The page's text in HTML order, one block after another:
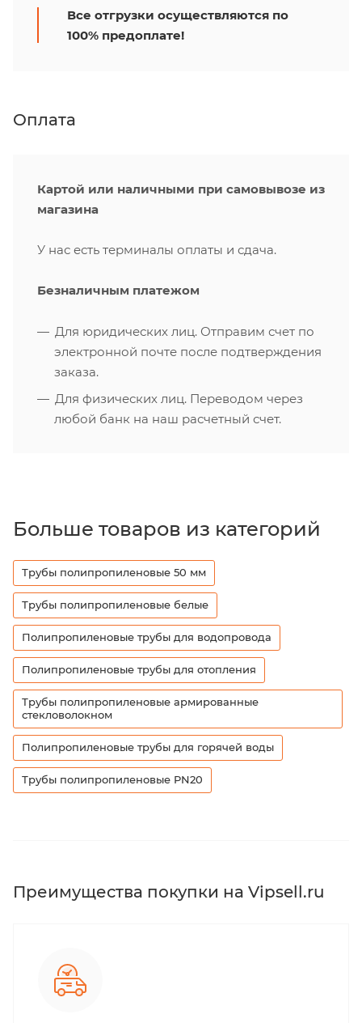
Все отгрузки осуществляются по
100% предоплате!
Оплата
Картой или наличными при самовывозе из
магазина
У нас есть терминалы оплаты и сдача.
Безналичным платежом
Для юридических лиц. Отправим счет по
электронной почте после подтверждения
заказа.
Для физических лиц. Переводом через
любой банк на наш расчетный счет.
Больше товаров из категорий
Трубы полипропиленовые 50 мм
Трубы полипропиленовые белые
Полипропиленовые трубы для водопровода
Полипропиленовые трубы для отопления
Трубы полипропиленовые армированные
стекловолокном
Полипропиленовые трубы для горячей воды
Трубы полипропиленовые PN20
Преимущества покупки на Vipsell.ru